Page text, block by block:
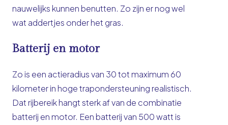
nauwelijks kunnen benutten. Zo zijn er nog wel
wat addertjes onder het gras.
Batterij en motor
Zo is een actieradius van 30 tot maximum 60
kilometer in hoge trapondersteuning realistisch.
Dat rijbereik hangt sterk af van de combinatie
batterij en motor. Een batterij van 500 watt is